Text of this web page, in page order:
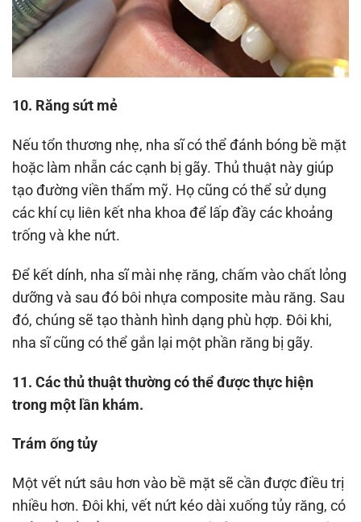
10. Răng sứt mẻ
Nếu tổn thương nhẹ, nha sĩ có thể đánh bóng bề mặt
hoặc làm nhẵn các cạnh bị gãy. Thủ thuật này giúp
tạo đường viền thẩm mỹ. Họ cũng có thể sử dụng
các khí cụ liên kết nha khoa để lấp đầy các khoảng
trống và khe nứt.
Để kết dính, nha sĩ mài nhẹ răng, chấm vào chất lỏng
dưỡng và sau đó bôi nhựa composite màu răng. Sau
đó, chúng sẽ tạo thành hình dạng phù hợp. Đôi khi,
nha sĩ cũng có thể gắn lại một phần răng bị gãy.
11. Các thủ thuật thường có thể được thực hiện
trong một lần khám.
Trám ống tủy
Một vết nứt sâu hơn vào bề mặt sẽ cần được điều trị
nhiều hơn. Đôi khi, vết nứt kéo dài xuống tủy răng, có